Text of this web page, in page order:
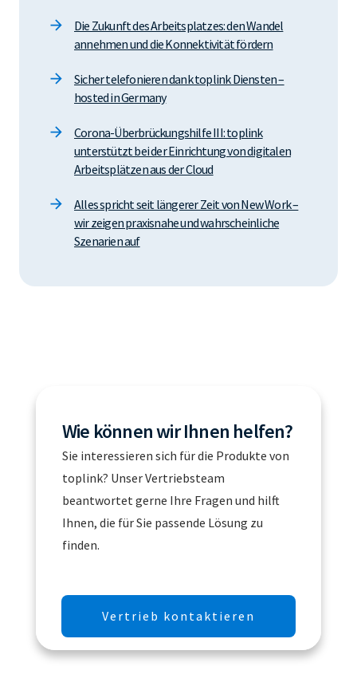
Die Zukunft des Arbeitsplatzes: den Wandel
annehmen und die Konnektivität fördern
Sicher telefonieren dank toplink Diensten –
hosted in Germany
Corona-Überbrückungshilfe III: toplink
unterstützt bei der Einrichtung von digitalen
Arbeitsplätzen aus der Cloud
Alles spricht seit längerer Zeit von New Work –
wir zeigen praxisnahe und wahrscheinliche
Szenarien auf
Wie können wir Ihnen helfen?
Sie interessieren sich für die Produkte von
toplink? Unser Vertriebsteam
beantwortet gerne Ihre Fragen und hilft
Ihnen, die für Sie passende Lösung zu
finden.
Vertrieb kontaktieren